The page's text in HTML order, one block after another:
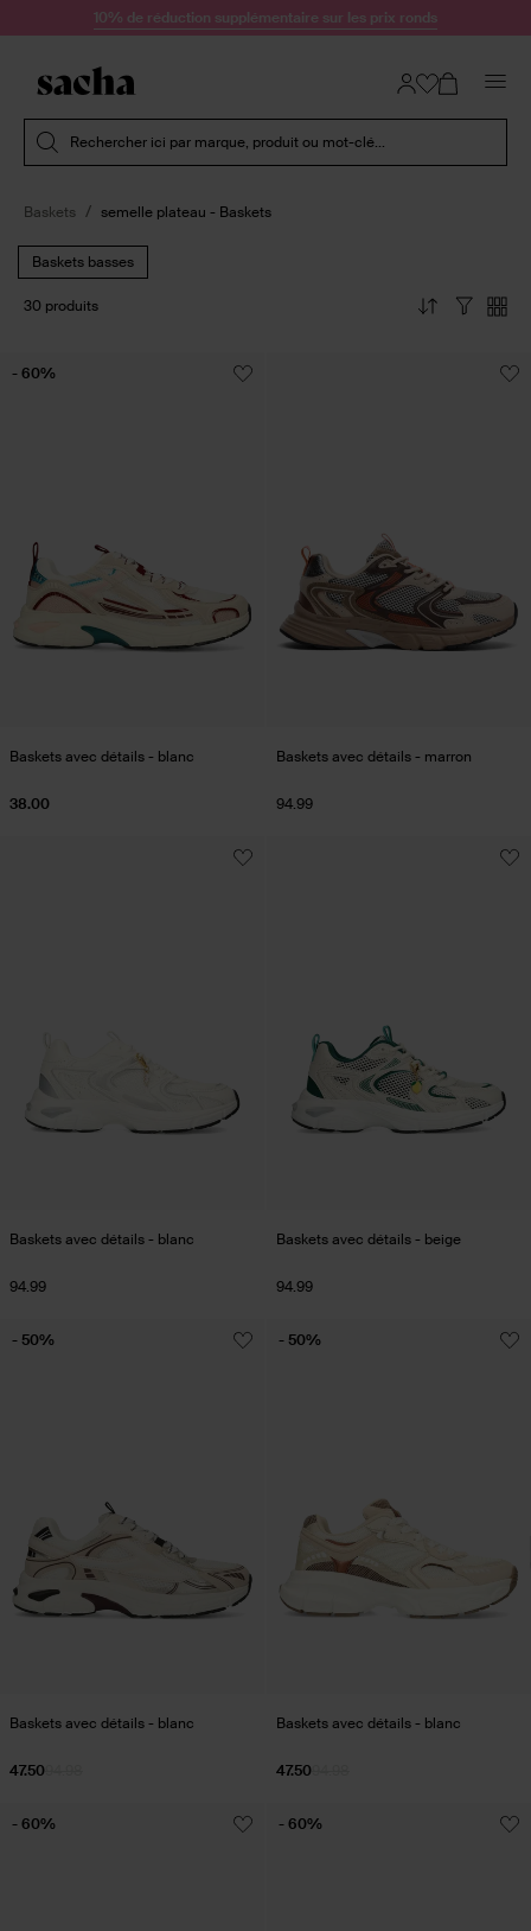
Passer au contenu10% de réduction supplémentaire sur les prix ronds
Rechercher ici par marque, produit ou mot-clé...
Baskets semelle plateau - Baskets
Baskets basses
30 produits
Baskets avec détails - blanc
38.00
- 60%
Baskets avec détails - marron
94.99
Baskets avec détails - blanc
94.99
Baskets avec détails - beige
94.99
Baskets avec détails - blanc
47.50
- 50%
Baskets avec détails - blanc
47.50
- 50%
- 60% - 60%